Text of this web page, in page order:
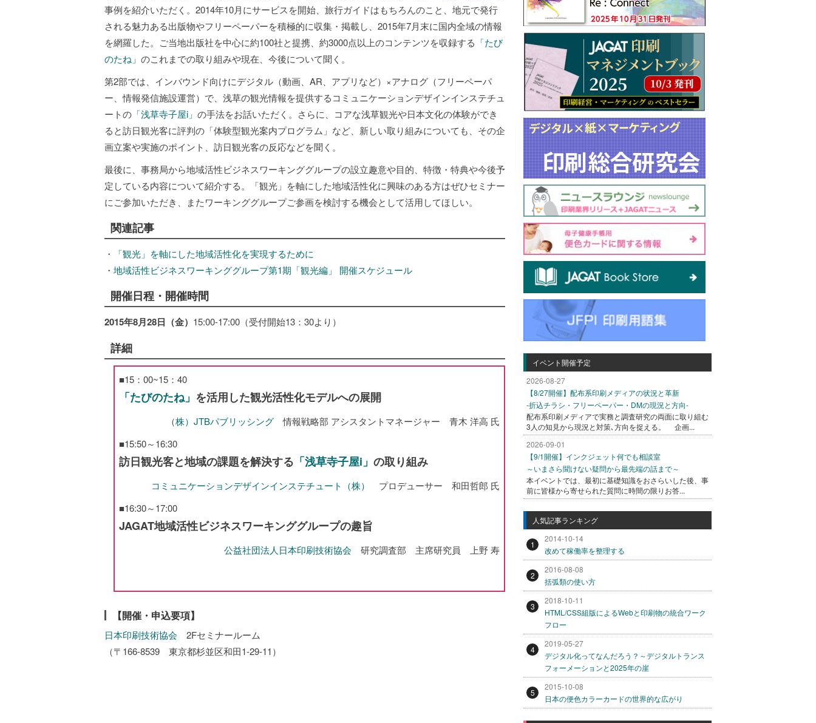
事例を紹介いただく。2014年10月にサービスを開始、旅行ガイドはもちろんのこと、地元で発行
される魅力ある出版物やフリーペーパーを積極的に収集・掲載し、2015年7月末に国内全域の情報
を網羅した。ご当地出版社を中心に約100社と提携、約3000点以上のコンテンツを収録する 「たび
のたね」 のこれまでの取り組みや現在、今後について聞く。
第2部では、インバウンド向けにデジタル（動画、AR、アプリなど）×アナログ（フリーペーパ
ー、情報発信施設運営）で、浅草の観光情報を提供するコミュニケーションデザインインステチュ
ートの 「浅草寺子屋i」 の手法をお話いただく。さらに、コアな浅草観光や日本文化の体験ができ
ると訪日観光客に評判の「体験型観光案内プログラム」など、新しい取り組みについても、その企
画立案や実施のポイント、訪日観光客の反応などを聞く。
最後に、事務局から地域活性ビジネスワーキンググループの設立趣意や目的、特徴・特典や今後予
定している内容について紹介する。「観光」を軸にした地域活性化に興味のある方はぜひセミナー
にご参加いただき、またワーキンググループご参画を検討する機会として活用してほしい。
関連記事
・
「観光」を軸にした地域活性化を実現するために
・ 地域活性ビジネスワーキンググループ第1期「観光編」 開催スケジュール
開催日程・開催時間
2015年8月28日（金） 15:00-17:00（受付開始13：30より）
詳細
■15：00~15：40
「たびのたね」 を活用した観光活性化モデルへの展開
（株）JTBパブリッシング 情報戦略部 アシスタントマネージャー 青木 洋高 氏
■15:50～16:30
訪日観光客と地域の課題を解決する 「浅草寺子屋i」 の取り組み
コミュニケーションデザインインステチュート（株）
プロデューサー 和田哲郎 氏
■16:30～17:00
JAGAT地域活性ビジネスワーキンググループの趣旨
公益社団法人日本印刷技術協会 研究調査部 主席研究員 上野 寿
【開催・申込要項】
日本印刷技術協会 2Fセミナールーム
（〒166-8539 東京都杉並区和田1-29-11）
イベント開催予定
2026-08-27
【8/27開催】配布系印刷メディアの状況と革新
-折込チラシ・フリーペーパー・DMの現況と方向-
配布系印刷メディアで実務と調査研究の両面に取り組む
3人の知見から現況と対策､方向を捉える。 企画...
2026-09-01
【9/1開催】インクジェット何でも相談室
～いまさら聞けない疑問から最先端の話まで～
本イベントでは、最初に基礎知識をおさらいした後、事
前に皆様から寄せられた質問に時間の限りお答...
人気記事ランキング
1
2014-10-14
改めて稼働率を整理する
2
2016-08-08
括弧類の使い方
3
2018-10-11
HTML/CSS組版によるWebと印刷物の統合ワーク
フロー
4
2019-05-27
デジタル化ってなんだろう？～デジタルトランス
フォーメーションと2025年の崖
5
2015-10-08
日本の便色カラーカードの世界的な広がり